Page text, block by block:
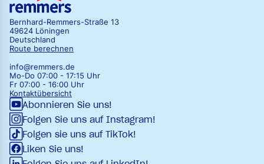
Bernhard-Remmers-Straße 13
49624 Löningen
Deutschland
Route berechnen
info@remmers.de
Mo-Do 07:00 - 17:15 Uhr
Fr 07:00 - 16:00 Uhr
Kontaktübersicht
Abonnieren Sie uns!
Folgen Sie uns auf Instagram!
Folgen sie uns auf TikTok!
Liken Sie uns!